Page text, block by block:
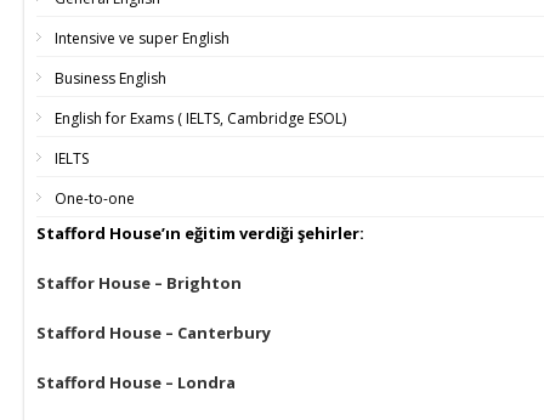
Intensive ve super English
Business English
English for Exams ( IELTS, Cambridge ESOL)
IELTS
One-to-one
Stafford House’ın eğitim verdiği şehirler:
Staffor House – Brighton
Stafford House – Canterbury
Stafford House – Londra